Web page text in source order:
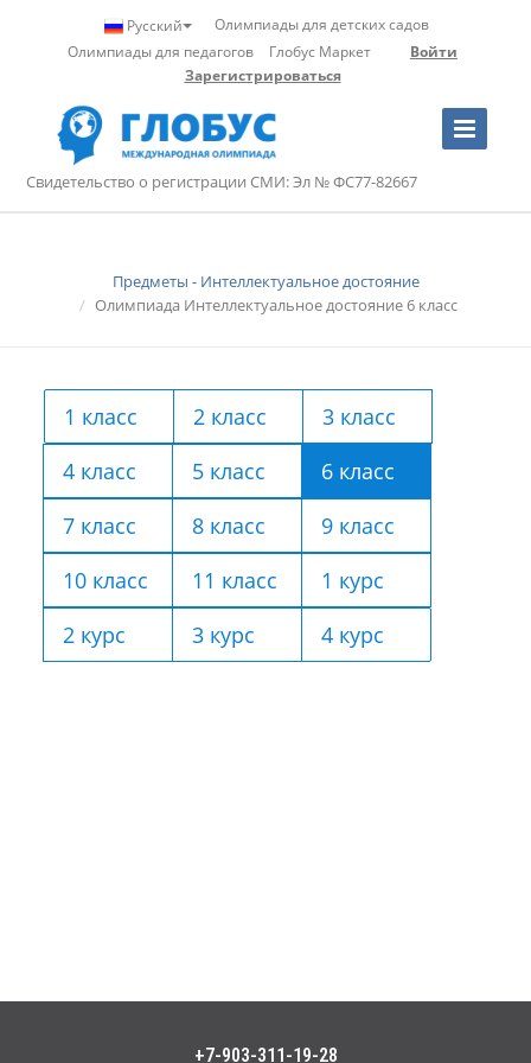
Русский
Олимпиады для детских садов
Олимпиады для педагогов
Глобус Маркет
Войти
Зарегистрироваться
Toggle
Navigation
Свидетельство о регистрации СМИ: Эл № ФС77-82667
Предметы - Интеллектуальное достояние
Олимпиада Интеллектуальное достояние 6 класс
1 класс 2 класс
3 класс
4 класс
5 класс
6 класс
7 класс
8 класс
9 класс
10 класс
11 класс
1 курс
2 курс
3 курс 4 курс
+7-903-311-19-28